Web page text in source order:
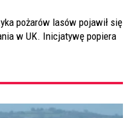
pożarów lasów pojawił się
w UK. Inicjatywę popiera